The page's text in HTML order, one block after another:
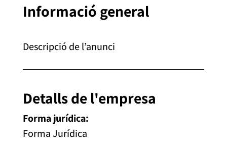
Informació general
Descripció de l’anunci
Detalls de l'empresa
Forma jurídica:
Forma Jurídica